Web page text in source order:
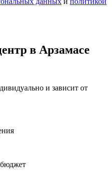
в Арзамасе
и зависит от